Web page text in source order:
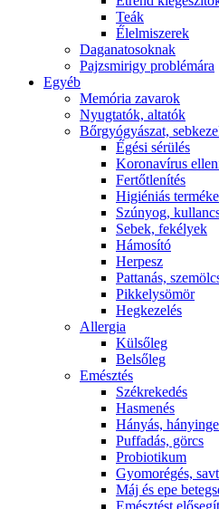
Teák
É́lelmiszerek
Daganatosoknak
Pajzsmirigy problémára
Egyéb
Memória zavarok
Nyugtatók, altatók
Bőrgyógyászat,
É́gési sérülés
Koronavírus
Fertőtlenítés
Higiéniás
Szúnyog,
Sebek, fekélyek
Hámosító
Herpesz
Pattanás,
Pikkelysömör
Hegkezelés
Allergia
Külsőleg
Belsőleg
Emésztés
Székrekedés
Hasmenés
Hányás,
Puffadás, görcs
Probiotikum
Gyomorégés,
Máj és epe
Emésztést